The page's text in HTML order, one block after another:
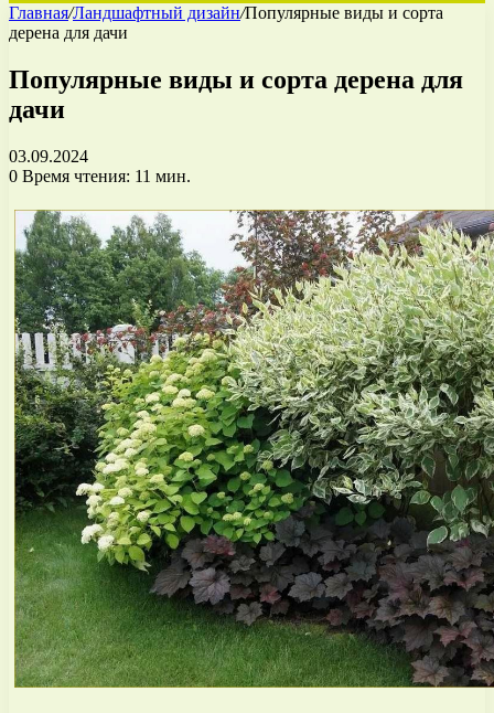
Главная/Ландшафтный дизайн/Популярные виды и сорта
дерена для дачи
Популярные виды и сорта дерена для
дачи
03.09.2024
0 Время чтения: 11 мин.